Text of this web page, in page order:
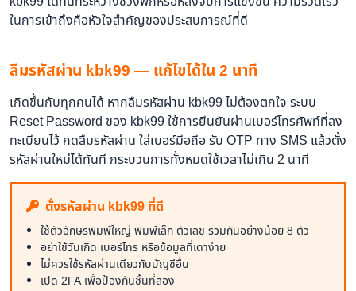
ในการเข้าถึงคือหัวใจสำคัญของประสบการณ์ที่ดี
ลืมรหัสผ่าน kbk99 — แก้ไขได้ใน 2 นาที
เกิดขึ้นกับทุกคนได้ หากลืมรหัสผ่าน kbk99 ไม่ต้องตกใจ ระบบ
Reset Password ของ kbk99 ใช้การยืนยันผ่านเบอร์โทรศัพท์ที่ลง
ทะเบียนไว้ กดลืมรหัสผ่าน ใส่เบอร์มือถือ รับ OTP ทาง SMS แล้วตั้ง
รหัสผ่านใหม่ได้ทันที กระบวนการทั้งหมดใช้เวลาไม่เกิน 2 นาที
ตั้งรหัสผ่าน kbk99 ที่ดี
ใช้ตัวอักษรพิมพ์ใหญ่ พิมพ์เล็ก ตัวเลข รวมกันอย่างน้อย 8 ตัว
อย่าใช้วันเกิด เบอร์โทร หรือข้อมูลที่เดาง่าย
ไม่ควรใช้รหัสผ่านเดียวกับบัญชีอื่น
เปิด 2FA เพื่อป้องกันชั้นที่สอง